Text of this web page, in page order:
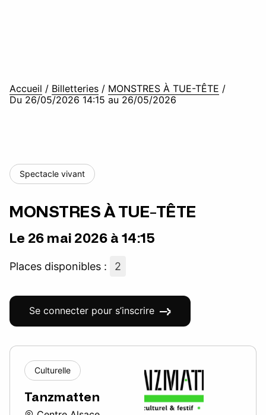
Accueil / Billetteries / MONSTRES À TUE-TÊTE /
Du 26/05/2026 14:15 au 26/05/2026
Spectacle vivant
MONSTRES À TUE-TÊTE
Le 26 mai 2026 à 14:15
Places disponibles : 2
Se connecter pour s’inscrire
Culturelle
Tanzmatten